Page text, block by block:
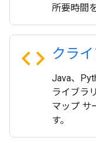
所要時間
code クラ
Java、
ライブラ
マップ サ
す。